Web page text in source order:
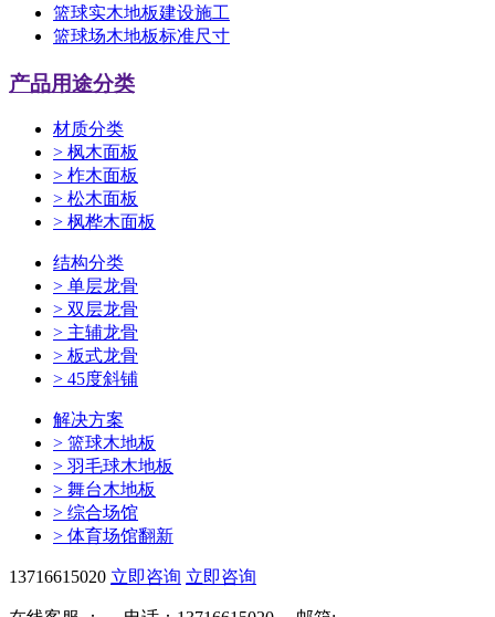
篮球实木地板建设施工
篮球场木地板标准尺寸
产品用途分类
材质分类
> 枫木面板
> 柞木面板
> 松木面板
> 枫桦木面板
结构分类
> 单层龙骨
> 双层龙骨
> 主辅龙骨
> 板式龙骨
> 45度斜铺
解决方案
> 篮球木地板
> 羽毛球木地板
> 舞台木地板
> 综合场馆
> 体育场馆翻新
13716615020 立即咨询 立即咨询